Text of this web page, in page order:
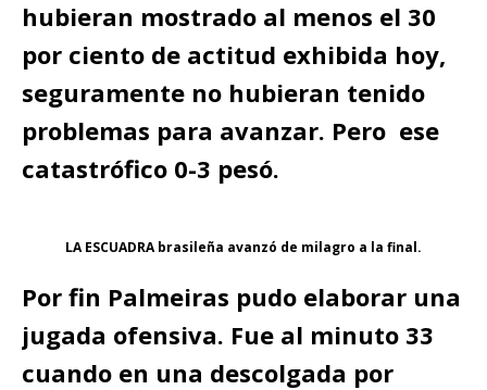
hubieran mostrado al menos el 30
por ciento de actitud exhibida hoy,
seguramente no hubieran tenido
problemas para avanzar. Pero ese
catastrófico 0-3 pesó.
LA ESCUADRA brasileña avanzó de milagro a la final.
Por fin Palmeiras pudo elaborar una
jugada ofensiva. Fue al minuto 33
cuando en una descolgada por